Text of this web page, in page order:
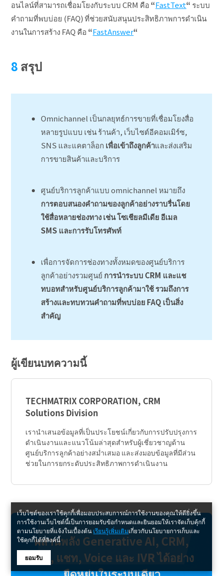
อนไลน์ที่สามารถเชื่อมโยงกับระบบ CRM คือ“FastText“ ระบบ
คำถามที่พบบ่อย (FAQ) ที่ช่วยสนับสนุนประสิทธิภาพการดำเนิน
งานในการสร้าง FAQ คือ“FastAnswer“
สรุป
Omnichannel เป็นกลยุทธ์การขายที่เชื่อมโยงสื่อ
หลายรูปแบบ เช่น ร้านค้า, เว็บไซต์อีคอมเมิร์ซ,
SNS และแคตาล็อก เพื่อเข้าถึงลูกค้าและส่งเสริม
การขายสินค้าและบริการ
ศูนย์บริการลูกค้าแบบ omnichannel หมายถึง
การตอบสนองคำถามของลูกค้าอย่างราบรื่นโดย
ใช้สื่อหลายช่องทาง เช่น โซเชียลมีเดีย อีเมล
SMS และการรับโทรศัพท์
เพื่อการจัดการช่องทางทั้งหมดของศูนย์บริการ
ลูกค้าอย่างรวมศูนย์การนำระบบ CRM และแช
ทบอทสำหรับศูนย์บริการลูกค้ามาใช้ รวมถึงการ
สร้างและทบทวนคำถามที่พบบ่อย FAQ เป็นสิ่ง
สำคัญ
ผู้เขียนบทความนี้
TECHMATRIX CORPORATION, CRM
Solutions Division
เรานำเสนอข้อมูลที่เป็นประโยชน์เกี่ยวกับการปรับปรุงการ
ดำเนินงานและแนวโน้มล่าสุดสำหรับผู้เชี่ยวชาญด้าน
ศูนย์บริการลูกค้าอย่างสม่ำเสมอ และส่งมอบข้อมูลที่มีส่วน
ช่วยในการยกระดับประสิทธิภาพการดำเนินงาน
ผสานพลัง Generative AI, CRM,
FAQ, แชท, Voice และ IVR ได้อย่าง
เว็บไซต์ของเราใช้คุกกี้เพื่อมอบประสบการณ์การใช้งานของคุณให้ดียิ่งขึ้น
การใช้งานเว็บไซต์นี้เป็นการยอมรับข้อกำหนดและยินยอมให้เราจัดเก็บคุ้กกี้
ตามนโยบายที่แจ้งในเบื้องต้น เรียนรู้เพิ่มเติมเกี่ยวกับนโยบายการเก็บและ
ใช้คุกกี้ได้ที่ลิงค์นี้
ยอมรับ